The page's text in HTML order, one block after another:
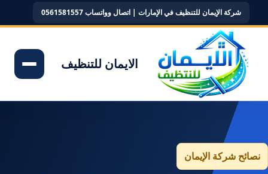
شركة الإيمان للتنظيف في الإمارات | اتصال وواتساب 0561581557
الايمان للتنظيف
نصائح شركة الإيمان